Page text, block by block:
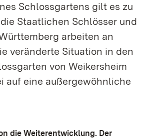
Schlossgartens gilt es zu
Staatlichen Schlösser und
arbeiten an
veränderte Situation in den
von Weikersheim
auf eine außergewöhnliche
die Weiterentwicklung. Der